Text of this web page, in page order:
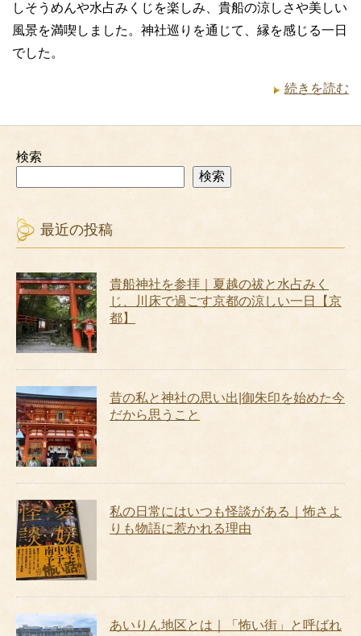
しそうめんや水占みくじを楽しみ、貴船の涼しさや美しい
風景を満喫しました。神社巡りを通じて、縁を感じる一日
でした。
続きを読む
検索
検索
最近の投稿
貴船神社を参拝｜夏越の祓と水占みく
じ、川床で過ごす京都の涼しい一日【京
都】
昔の私と神社の思い出|御朱印を始めた今
だから思うこと
私の日常にはいつも怪談がある｜怖さよ
りも物語に惹かれる理由
あいりん地区とは｜「怖い街」と呼ばれ